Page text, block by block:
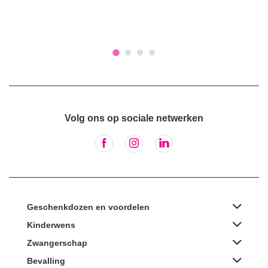
Volg ons op sociale netwerken
Geschenkdozen en voordelen
Kinderwens
Zwangerschap
Bevalling